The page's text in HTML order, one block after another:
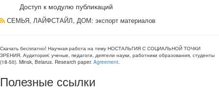
Доступ к модулю публикаций
СЕМЬЯ, ЛАЙФСТАЙЛ, ДОМ: экспорт материалов
Скачать бесплатно! Научная работа на тему НОСТАЛЬГИЯ С СОЦИАЛЬНОЙ ТОЧКИ
ЗРЕНИЯ. Аудитория: ученые, педагоги, деятели науки, работники образования, студенты
(18-50). Minsk, Belarus. Research paper. Agreement.
Полезные ссылки